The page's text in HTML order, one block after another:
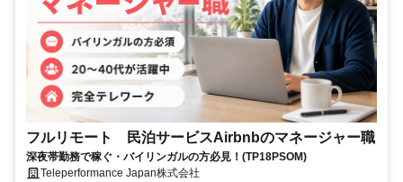
フルリモート 民泊サービスAirbnbのマネージャー職
深夜帯勤務で稼ぐ・バイリンガルの方必見！(TP18PSOM)
Teleperformance Japan株式会社